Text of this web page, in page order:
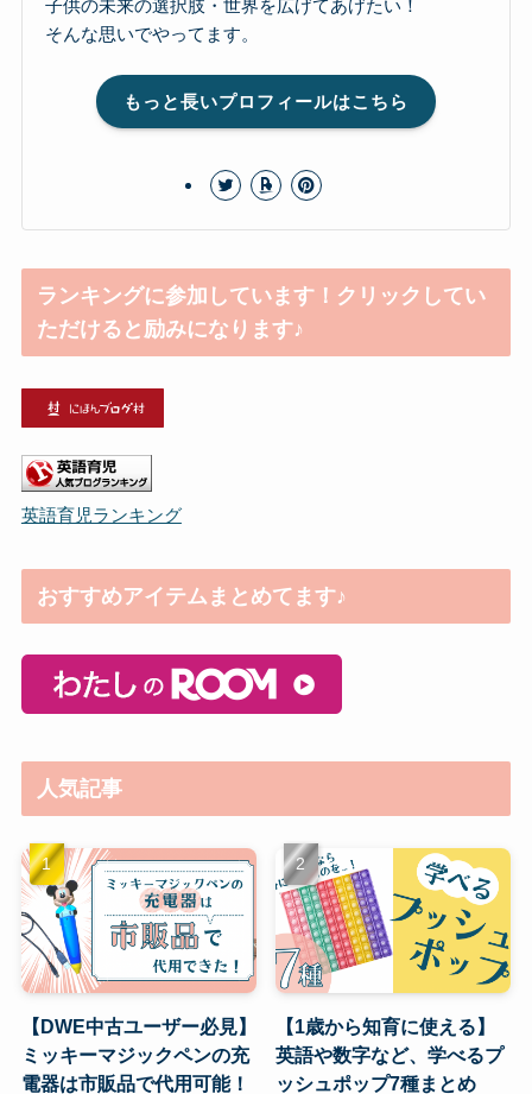
子供の未来の選択肢・世界を広げてあげたい！
そんな思いでやってます。
もっと長いプロフィールはこちら
ランキングに参加しています！クリックしてい
ただけると励みになります♪
英語育児ランキング
おすすめアイテムまとめてます♪
人気記事
【DWE中古ユーザー必見】
ミッキーマジックペンの充
電器は市販品で代用可能！
【1歳から知育に使える】
英語や数字など、学べるプ
ッシュポップ7種まとめ